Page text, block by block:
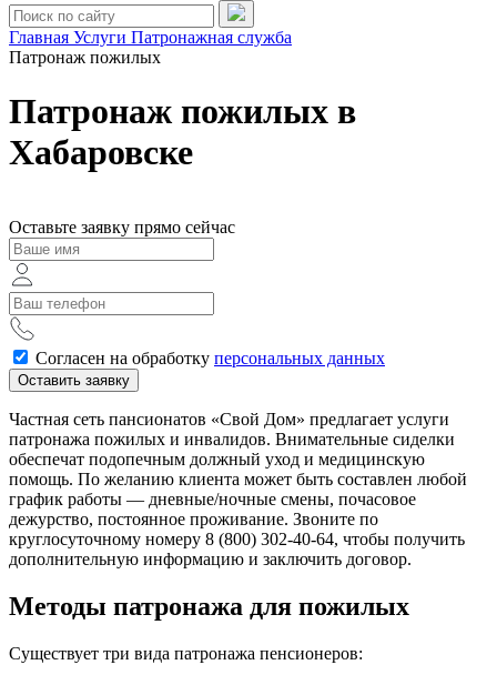
Главная Услуги Патронажная служба
Патронаж пожилых
Патронаж пожилых в
Хабаровске
Оставьте заявку прямо сейчас
Согласен на обработку персональных данных
Оставить заявку
Частная сеть пансионатов «Свой Дом» предлагает услуги
патронажа пожилых и инвалидов. Внимательные сиделки
обеспечат подопечным должный уход и медицинскую
помощь. По желанию клиента может быть составлен любой
график работы — дневные/ночные смены, почасовое
дежурство, постоянное проживание. Звоните по
круглосуточному номеру 8 (800) 302-40-64, чтобы получить
дополнительную информацию и заключить договор.
Методы патронажа для пожилых
Существует три вида патронажа пенсионеров: